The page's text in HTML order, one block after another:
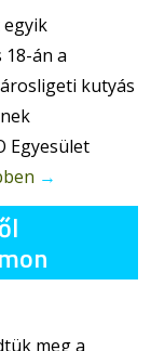
án a
kutyás
Egyesület
→
meg a